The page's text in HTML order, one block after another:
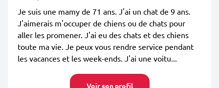
Je suis une mamy de 71 ans. J'ai un chat de 9 ans.
J'aimerais m'occuper de chiens ou de chats pour
aller les promener. J'ai eu des chats et des chiens
toute ma vie. Je peux vous rendre service pendant
les vacances et les week-ends. J'ai une voitu...
Voir son profil